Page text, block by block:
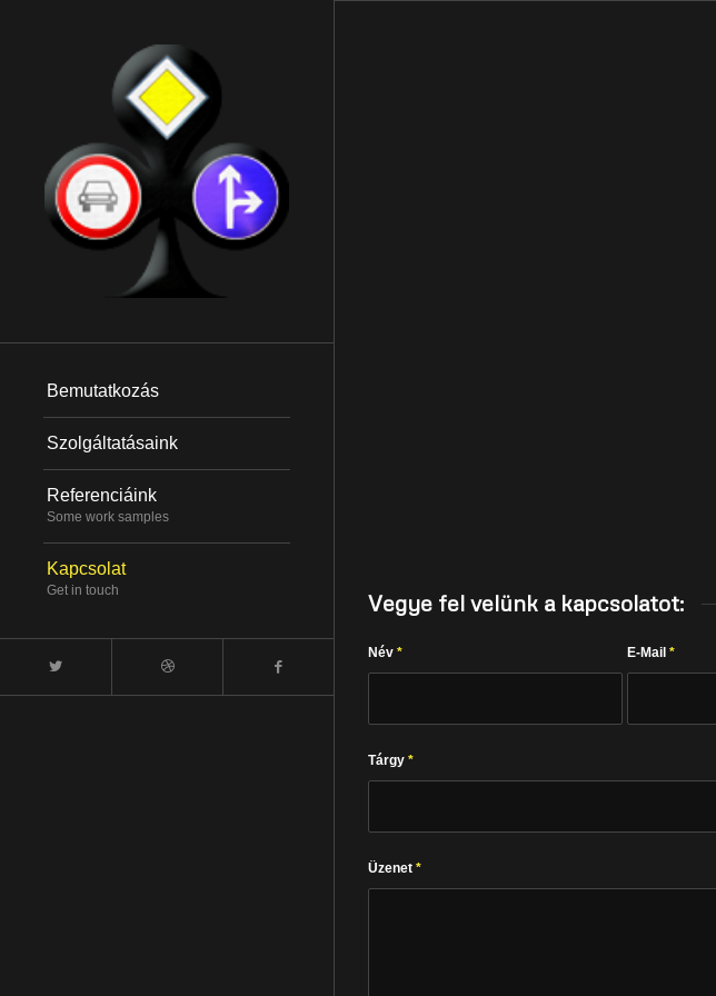
Bemutatkozás
Szolgáltatásaink
Referenciáink
Some work samples
Kapcsolat
Get in touch Vegye fel velünk a kapcsolatot:
Név * E-Mail*
Tárgy *
Üzenet *